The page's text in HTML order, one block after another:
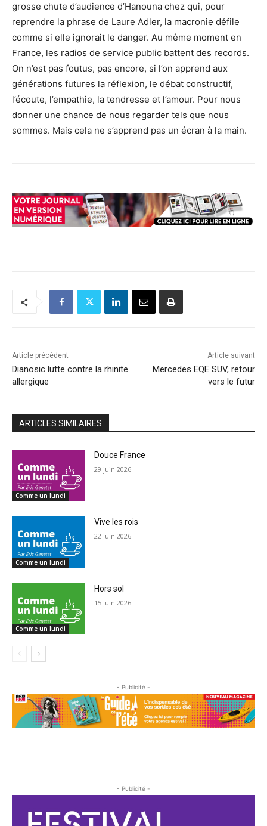
grosse chute d’audience d’Hanouna chez qui, pour
reprendre la phrase de Laure Adler, la macronie défile
comme si elle ignorait le danger. Au même moment en
France, les radios de service public battent des records.
On n’est pas foutus, pas encore, si l’on apprend aux
générations futures la réflexion, le débat constructif,
l’écoute, l’empathie, la tendresse et l’amour. Pour nous
donner une chance de nous regarder tels que nous
sommes. Mais cela ne s’apprend pas un écran à la main.
Article précédent
Dianosic lutte contre la rhinite
allergique
Article suivant
Mercedes EQE SUV, retour
vers le futur
ARTICLES SIMILAIRES
Comme un lundi
Douce France
29 juin 2026
Comme un lundi
Vive les rois
22 juin 2026
Comme un lundi
Hors sol
15 juin 2026
- Publicité -
- Publicité -